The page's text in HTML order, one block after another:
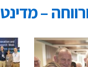
– מדינט